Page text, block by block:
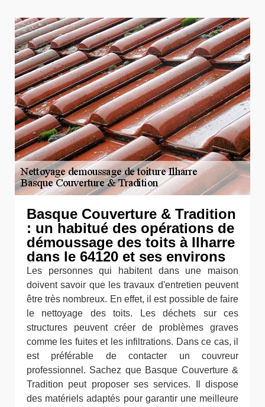
Basque Couverture & Tradition
: un habitué des opérations de
démoussage des toits à Ilharre
dans le 64120 et ses environs
Les personnes qui habitent dans une maison
doivent savoir que les travaux d'entretien peuvent
être très nombreux. En effet, il est possible de faire
le nettoyage des toits. Les déchets sur ces
structures peuvent créer de problèmes graves
comme les fuites et les infiltrations. Dans ce cas, il
est préférable de contacter un couvreur
professionnel. Sachez que Basque Couverture &
Tradition peut proposer ses services. Il dispose
des matériels adaptés pour garantir une meilleure